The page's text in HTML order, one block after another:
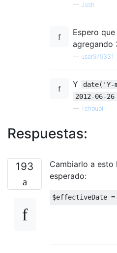
— Josh
Espero
agregando
user979331
Y date('Y-
2012-06-26
— Tchoupi
Respuestas:
193
Cambiarlo a
esperado:
$effectiveDate